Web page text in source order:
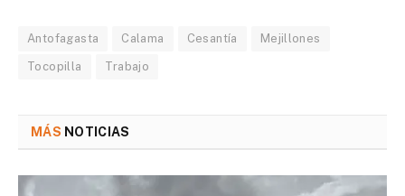
Antofagasta Calama Cesantía Mejillones
Tocopilla Trabajo
MÁS NOTICIAS